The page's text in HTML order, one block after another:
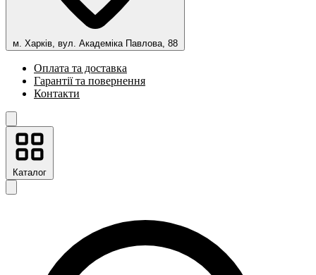
м. Харків, вул. Академіка Павлова, 88
Оплата та доставка
Гарантії та повернення
Контакти
Каталог